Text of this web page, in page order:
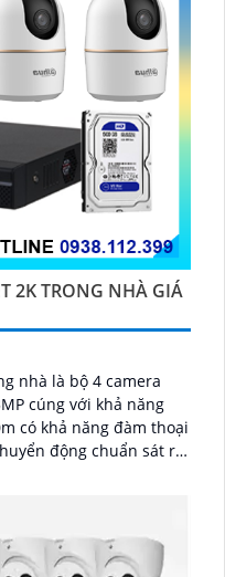
2K TRONG NHÀ GIÁ
nhà là bộ 4 camera
cúng với khả năng
có khả năng đàm thoại
động chuẩn sát rất
chiều.